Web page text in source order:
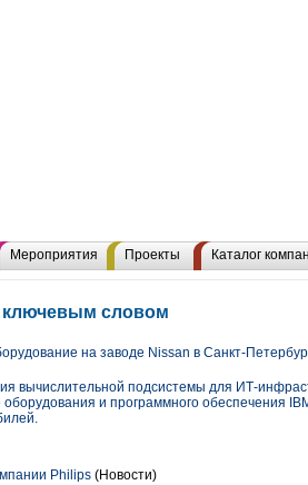
Мероприятия Проекты Каталог
ключевым словом
на заводе Nissan в Санкт-
вычислительной подсистемы для ИТ-
и программного обеспечения
Philips (Новости)